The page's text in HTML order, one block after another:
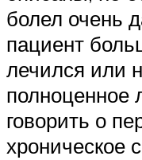
болел очень
пациент
лечился или
полноценное
говорить о
хроническое